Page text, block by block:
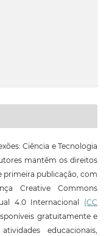
Ciência e Tecnologia
mantêm os direitos
primeira publicação, com
Creative Commons
4.0 Internacional (CC
gratuitamente e
educacionais,